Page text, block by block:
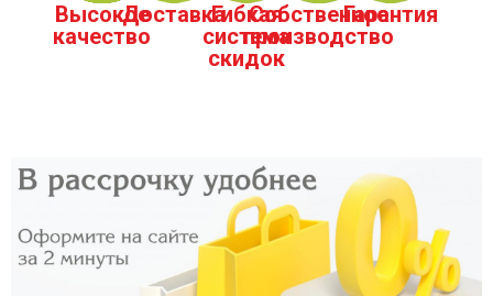
Высокое
качество
ДоставкаГибкая
система
скидок
Собственное
производство
Гарантия